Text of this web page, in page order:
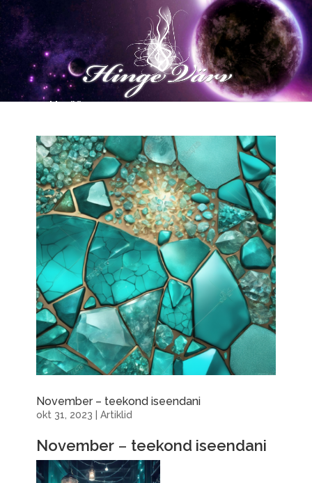
November – teekond iseendani
okt 31, 2023 Artiklid
November– teekond iseendani